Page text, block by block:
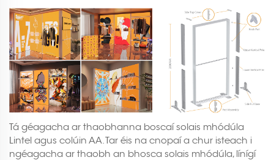
Tá géagacha ar thaobhanna boscaí solais mhódúla
Lintel agus colúin AA. Tar éis na cnopaí a chur isteach i
ngéagacha ar thaobh an bhosca solais mhódúla, línígí